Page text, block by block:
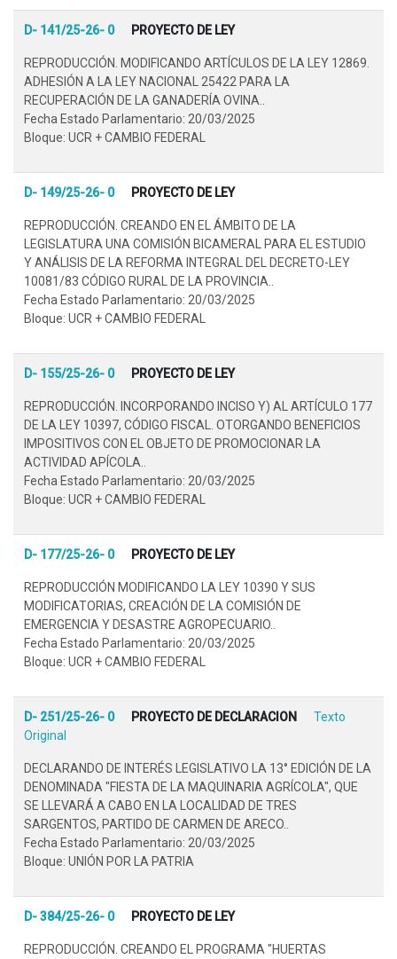
D- 141/25-26- 0 PROYECTO DE LEY
REPRODUCCIÓN. MODIFICANDO ARTÍCULOS DE LA LEY 12869.
ADHESIÓN A LA LEY NACIONAL 25422 PARA LA
RECUPERACIÓN DE LA GANADERÍA OVINA..
Fecha Estado Parlamentario: 20/03/2025
Bloque: UCR + CAMBIO FEDERAL
D- 149/25-26- 0 PROYECTO DE LEY
REPRODUCCIÓN. CREANDO EN EL ÁMBITO DE LA
LEGISLATURA UNA COMISIÓN BICAMERAL PARA EL ESTUDIO
Y ANÁLISIS DE LA REFORMA INTEGRAL DEL DECRETO-LEY
10081/83 CÓDIGO RURAL DE LA PROVINCIA..
Fecha Estado Parlamentario: 20/03/2025
Bloque: UCR + CAMBIO FEDERAL
D- 155/25-26- 0 PROYECTO DE LEY
REPRODUCCIÓN. INCORPORANDO INCISO Y) AL ARTÍCULO 177
DE LA LEY 10397, CÓDIGO FISCAL. OTORGANDO BENEFICIOS
IMPOSITIVOS CON EL OBJETO DE PROMOCIONAR LA
ACTIVIDAD APÍCOLA..
Fecha Estado Parlamentario: 20/03/2025
Bloque: UCR + CAMBIO FEDERAL
D- 177/25-26- 0 PROYECTO DE LEY
REPRODUCCIÓN MODIFICANDO LA LEY 10390 Y SUS
MODIFICATORIAS, CREACIÓN DE LA COMISIÓN DE
EMERGENCIA Y DESASTRE AGROPECUARIO..
Fecha Estado Parlamentario: 20/03/2025
Bloque: UCR + CAMBIO FEDERAL
D- 251/25-26- 0 PROYECTO DE DECLARACION
Texto
Original
DECLARANDO DE INTERÉS LEGISLATIVO LA 13° EDICIÓN DE LA
DENOMINADA "FIESTA DE LA MAQUINARIA AGRÍCOLA", QUE
SE LLEVARÁ A CABO EN LA LOCALIDAD DE TRES
SARGENTOS, PARTIDO DE CARMEN DE ARECO..
Fecha Estado Parlamentario: 20/03/2025
Bloque: UNIÓN POR LA PATRIA
D- 384/25-26- 0 PROYECTO DE LEY
REPRODUCCIÓN. CREANDO EL PROGRAMA "HUERTAS